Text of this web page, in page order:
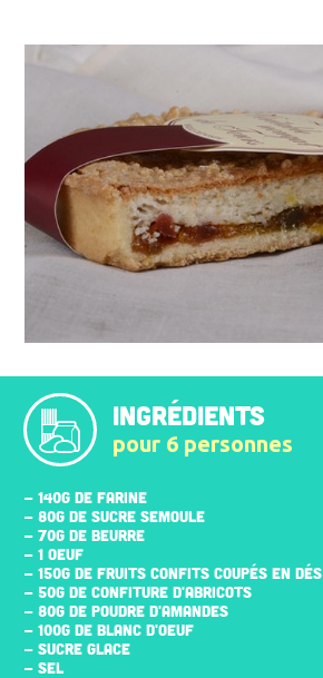
INGRÉDIENTS
pour 6 personnes
- 140G DE FARINE
- 80G DE SUCRE SEMOULE
- 70G DE BEURRE
- 1 OEUF
- 150G DE FRUITS CONFITS COUPÉS EN DÉS
- 50G DE CONFITURE D'ABRICOTS
- 80G DE POUDRE D'AMANDES
- 100G DE BLANC D'OEUF
- SUCRE GLACE
- SEL